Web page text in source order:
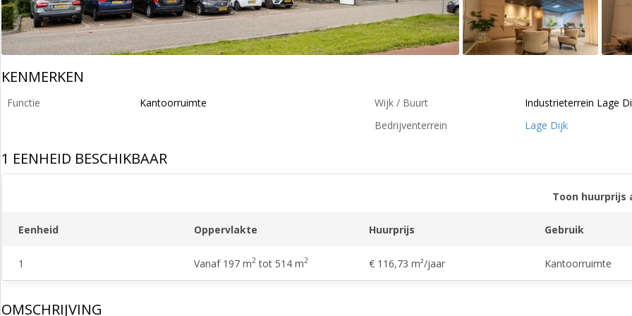
KENMERKEN
Functie Kantoorruimte Wijk / Buurt
Industrieterrein Lage
Bedrijventerrein
Lage Dijk
1 EENHEID BESCHIKBAAR
Toon huurprijs
Eenheid Oppervlakte Huurprijs Gebruik
1 Vanaf 197 m2tot 514 m2 € 116,73 m²/jaar Kantoorruimte
OMSCHRIJVING